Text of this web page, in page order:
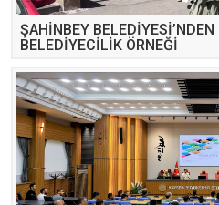
ŞAHİNBEY
BELEDİYECİLİK ÖRNEĞİ